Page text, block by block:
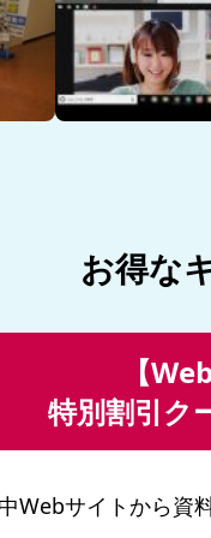
お得な
【
特別割引ク
Webサイトから資